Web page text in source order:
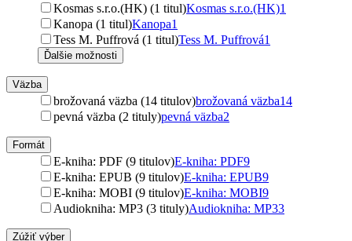
Kosmas s.r.o.(HK) (1 titul)Kosmas s.r.o.(HK)1
Kanopa (1 titul)Kanopa1
Tess M. Puffrová (1 titul)Tess M. Puffrová1
Ďalšie možnosti
Väzba
brožovaná väzba (14 titulov)brožovaná väzba14
pevná väzba (2 tituly)pevná väzba2
Formát
E-kniha: PDF (9 titulov)E-kniha: PDF9
E-kniha: EPUB (9 titulov)E-kniha: EPUB9
E-kniha: MOBI (9 titulov)E-kniha: MOBI9
Audiokniha: MP3 (3 tituly)Audiokniha: MP33
Zúžiť výber